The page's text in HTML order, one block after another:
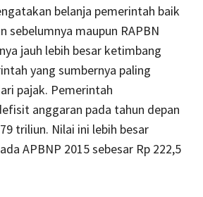
belanja pemerintah baik
sebelumnya maupun RAPBN
jauh lebih besar ketimbang
yang sumbernya paling
pajak. Pemerintah
anggaran pada tahun depan
triliun. Nilai ini lebih besar
APBNP 2015 sebesar Rp 222,5